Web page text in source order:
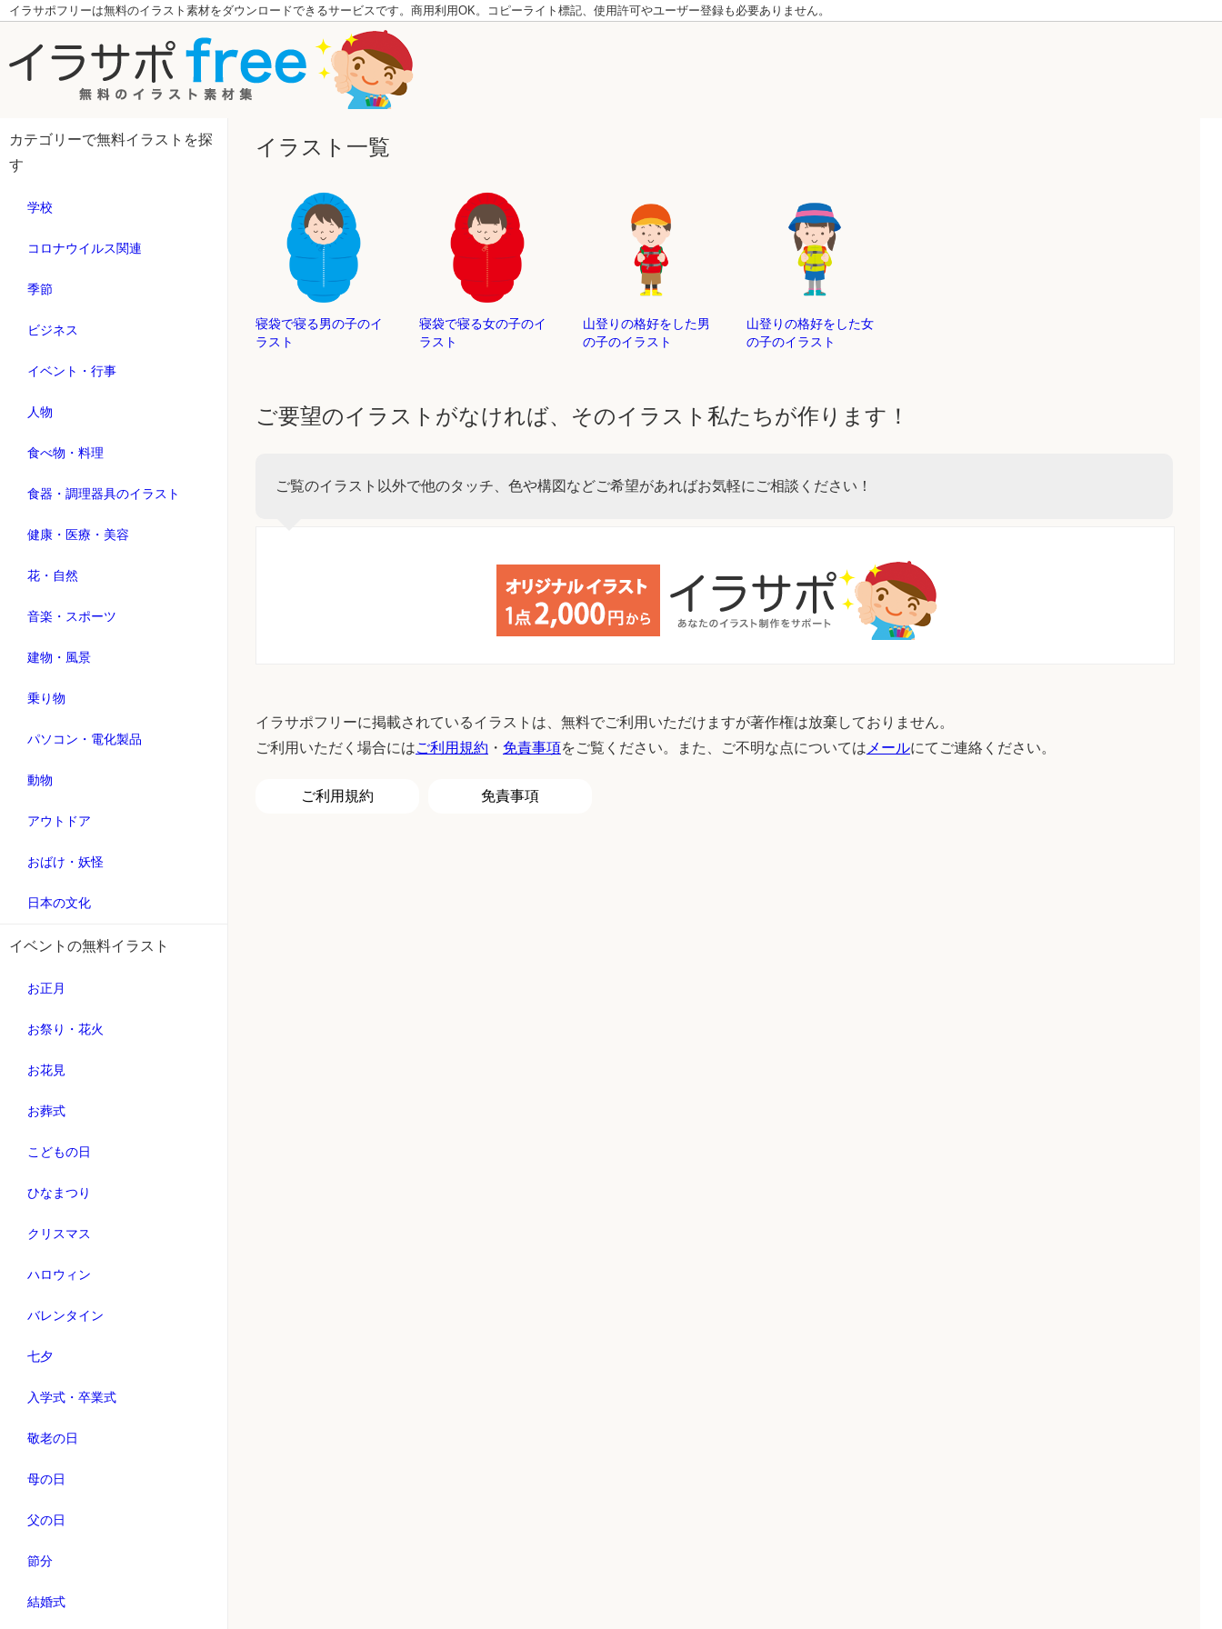
イラサポフリーは無料のイラスト素材をダウンロードできるサービスです。商用利用OK。コピーライト標記、使用許可やユーザー登録も必要ありません。
カテゴリーで無料イラストを探
す
学校
コロナウイルス関連
季節
ビジネス
イベント・行事
人物
食べ物・料理
食器・調理器具のイラスト
健康・医療・美容
花・自然
音楽・スポーツ
建物・風景
乗り物
パソコン・電化製品
動物
アウトドア
おばけ・妖怪
日本の文化
イベントの無料イラスト
お正月
お祭り・花火
お花見
お葬式
こどもの日
ひなまつり
クリスマス
ハロウィン
バレンタイン
七夕
入学式・卒業式
敬老の日
母の日
父の日
節分
結婚式
イラスト一覧
寝袋で寝る男の子のイ
ラスト
寝袋で寝る女の子のイ
ラスト
山登りの格好をした男
の子のイラスト
山登りの格好をした女
の子のイラスト
ご要望のイラストがなければ、そのイラスト私たちが作ります！
ご覧のイラスト以外で他のタッチ、色や構図などご希望があればお気軽にご相談ください！
イラサポフリーに掲載されているイラストは、無料でご利用いただけますが著作権は放棄しておりません。
ご利用いただく場合にはご利用規約 ・ 免責事項をご覧ください。また、ご不明な点については メールにてご連絡ください。
ご利用規約 免責事項